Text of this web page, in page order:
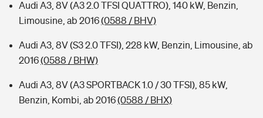
Audi A3, 8V (A3 2.0 TFSI QUATTRO), 140 kW, Benzin,
Limousine, ab 2016(0588 / BHV)
Audi A3, 8V (S3 2.0 TFSI), 228 kW, Benzin, Limousine, ab
2016(0588 / BHW)
Audi A3, 8V (A3 SPORTBACK 1.0 / 30 TFSI), 85 kW,
Benzin, Kombi, ab 2016(0588 / BHX)